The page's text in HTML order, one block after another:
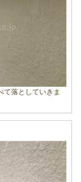
て落としていきま